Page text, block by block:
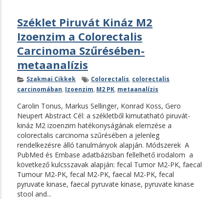
Széklet Piruvát Kináz M2
Izoenzim a Colorectalis
Carcinoma Szűrésében-
metaanalízis
Kategóriák
Szakmai Cikkek Címkék
Colorectalis, colorectalis
carcinomában, Izoenzim, M2 PK, metaanalízis
Carolin Tonus, Markus Sellinger, Konrad Koss, Gero
Neupert Abstract Cél: a székletből kimutatható piruvát-
kináz M2 izoenzim hatékonyságának elemzése a
colorectalis carcinoma szűrésében a jelenleg
rendelkezésre álló tanulmányok alapján. Módszerek A
PubMed és Embase adatbázisban fellelhető irodalom a
következő kulcsszavak alapján: fe­cal Tumor M2-PK, faecal
Tumour M2-PK, fecal M2-PK, faecal M2-PK, fecal
pyruvate kinase, faecal pyruvate kinase, pyruvate kinase
stool and...